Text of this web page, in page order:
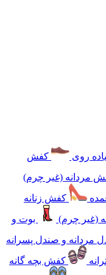
روی
کفش
مردانه (غیر چرم)
کفش زنانه
(غیر چرم)
بوت و
مردانه و صندل پسرانه
کفش بچه گانه